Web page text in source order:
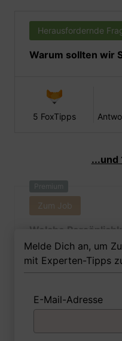
Herausfordernde
Warum sollten wir
5 FoxTipps
...und
Premium
Zum Job
Welche
als Rechtsanwalts-
besitzen, um in
Melde Dich an, um
mit Experten-Tipps
E-Mail-Adresse